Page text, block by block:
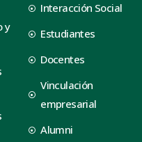
y
Interacción Social
Estudiantes
Docentes
Vinculación
empresarial
Alumni